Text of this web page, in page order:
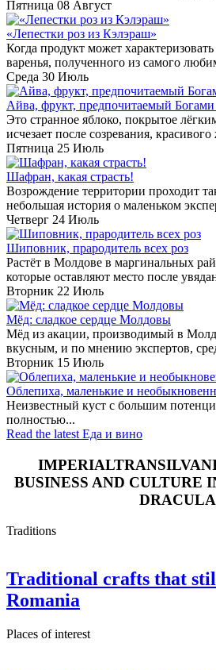
Пятница 08 Август
«Лепестки роз из Кэлэраш»
Когда продукт может
варенья, полученного из самого
Среда 30 Июль
Айва, фрукт, предпочитаемый
Это странное яблоко, покрытое
исчезает после созревания,
Пятница 25 Июль
Шафран, какая страсть!
Возрождение территории проходит
небольшая история о маленьком
Четверг 24 Июль
Шиповник, прародитель всех роз
Растёт в Молдове в маргинальных
которые оставляют место после
Вторник 22 Июль
Мёд: сладкое сердце Молдовы
Мёд из акации, производимый в
вкусным, и по мнению экспертов,
Вторник 15 Июль
Облепиха, маленькие и
Неизвестный куст с большим
полностью...
Read the latest Еда и вино
BUSINESS AND CULTURE
DRACULA
Traditions
Traditional crafts that
Romania
Places of interest